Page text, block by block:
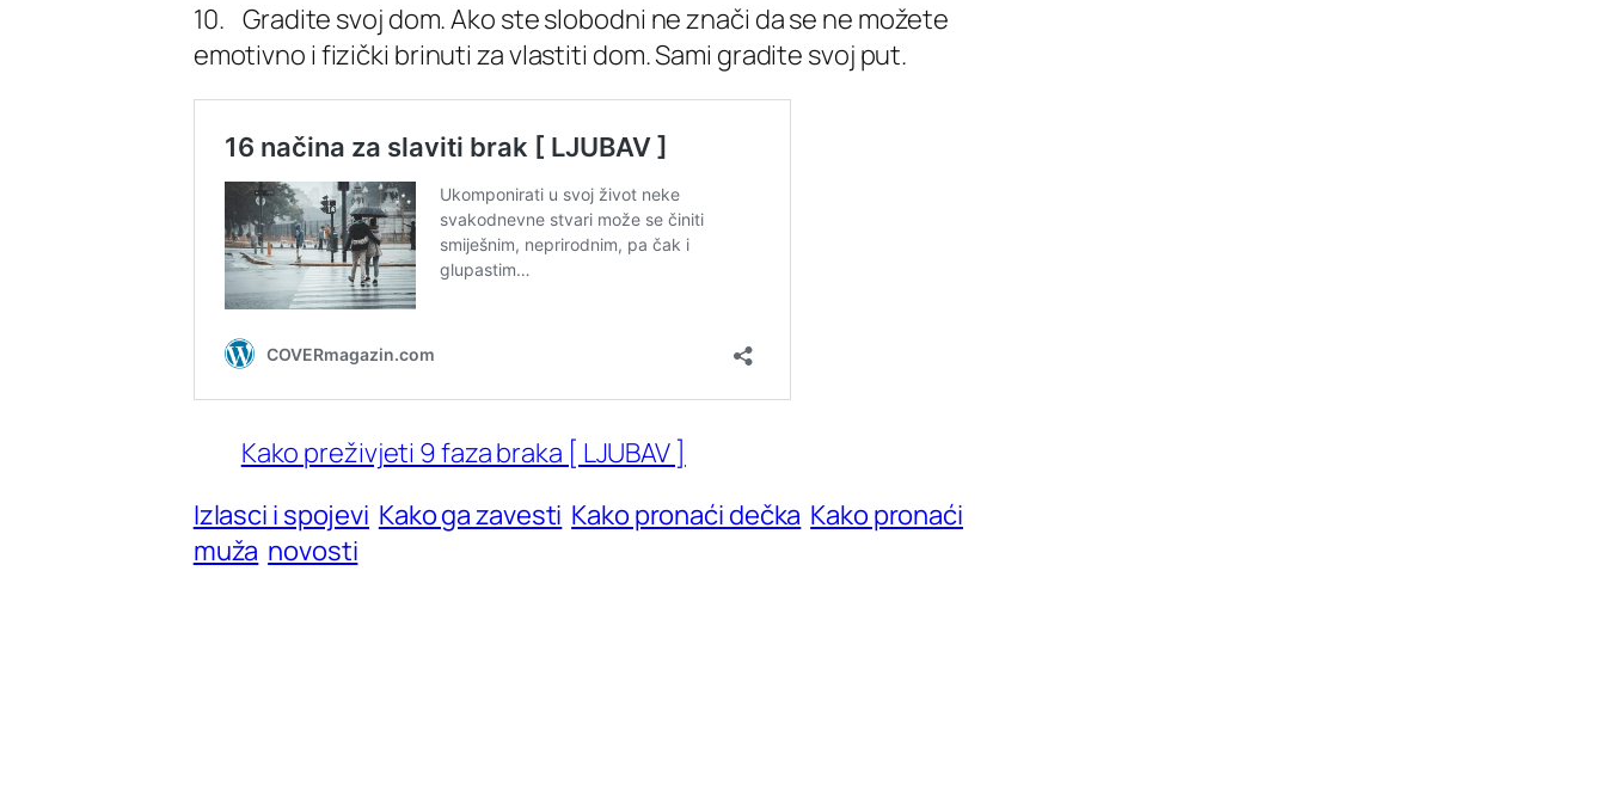
10. Gradite svoj dom. Ako ste slobodni ne znači da se ne možete
emotivno i fizički brinuti za vlastiti dom. Sami gradite svoj put.
Kako preživjeti 9 faza braka [ LJUBAV ]
Izlasci i spojevi Kako ga zavesti Kako pronaći dečka Kako pronaći
muža novosti